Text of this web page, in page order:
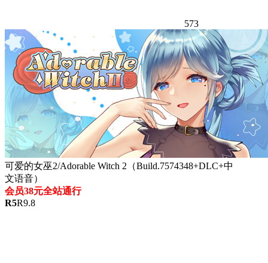
573
可爱的女巫2/Adorable Witch 2（Build.7574348+DLC+中
文语音）
会员38元全站通行
R5R9.8